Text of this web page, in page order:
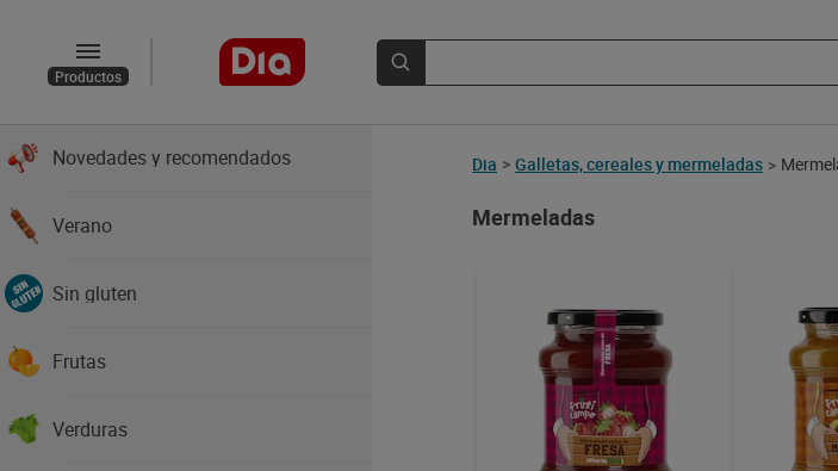
Productos
Novedades y recomendados
Verano
Sin gluten
Frutas
Verduras
Dia > Galletas, cereales y mermeladas >
Mermeladas